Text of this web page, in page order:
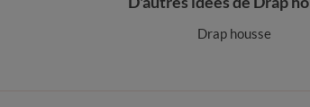
Drap housse